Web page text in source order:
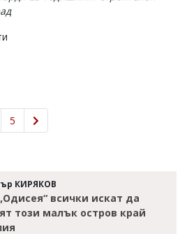
5
КИРЯКОВ
всички искат да
този малък остров край